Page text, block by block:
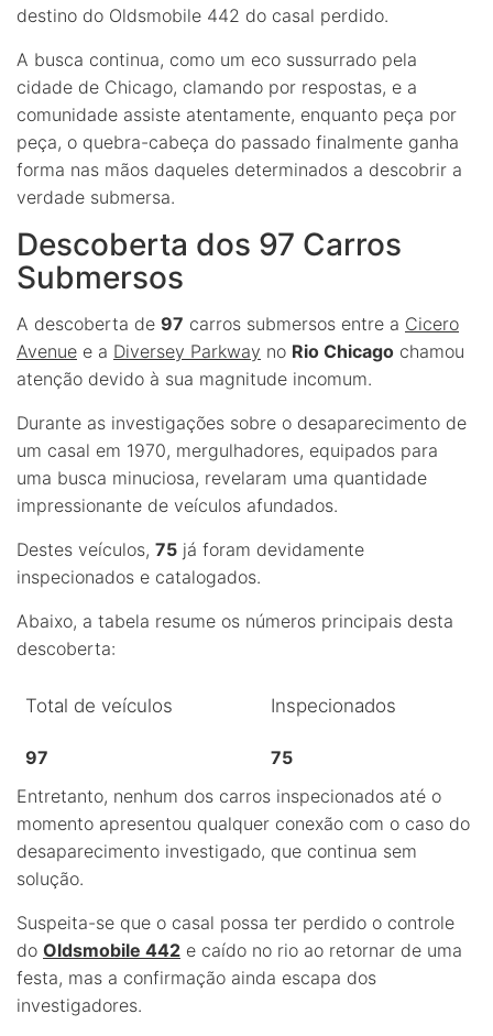
destino do Oldsmobile 442 do casal perdido.
A busca continua, como um eco sussurrado pela
cidade de Chicago, clamando por respostas, e a
comunidade assiste atentamente, enquanto peça por
peça, o quebra-cabeça do passado finalmente ganha
forma nas mãos daqueles determinados a descobrir a
verdade submersa.
Descoberta dos 97 Carros
Submersos
A descoberta de 97 carros submersos entre a Cicero
Avenue e a Diversey Parkway no Rio Chicago chamou
atenção devido à sua magnitude incomum.
Durante as investigações sobre o desaparecimento de
um casal em 1970, mergulhadores, equipados para
uma busca minuciosa, revelaram uma quantidade
impressionante de veículos afundados.
Destes veículos, 75 já foram devidamente
inspecionados e catalogados.
Abaixo, a tabela resume os números principais desta
descoberta:
Total de veículos Inspecionados
97
75
Entretanto, nenhum dos carros inspecionados até o
momento apresentou qualquer conexão com o caso do
desaparecimento investigado, que continua sem
solução.
Suspeita-se que o casal possa ter perdido o controle
do Oldsmobile 442 e caído no rio ao retornar de uma
festa, mas a confirmação ainda escapa dos
investigadores.